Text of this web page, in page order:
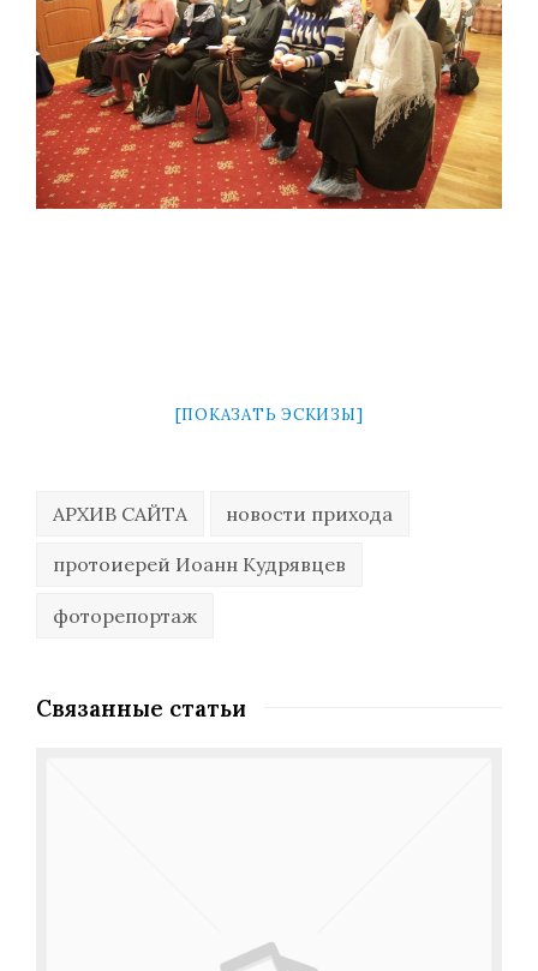
[ПОКАЗАТЬ ЭСКИЗЫ]
АРХИВ САЙТА новости прихода
протоиерей Иоанн Кудрявцев
фоторепортаж
Связанные статьи